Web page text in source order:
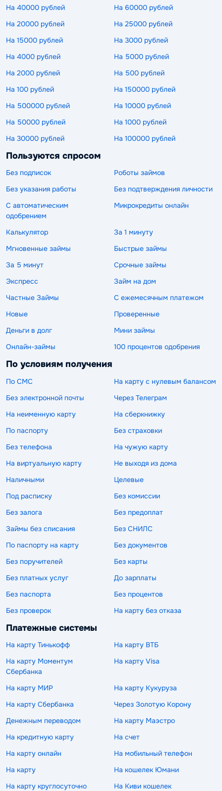
На 40000 рублей
На 60000 рублей
На 20000 рублей
На 25000 рублей
На 15000 рублей
На 3000 рублей
На 4000 рублей
На 5000 рублей
На 2000 рублей
На 500 рублей
На 100 рублей
На 150000 рублей
На 500000 рублей
На 10000 рублей
На 50000 рублей
На 1000 рублей
На 30000 рублей
На 100000 рублей
Пользуются спросом
Без подписок
Роботы займов
Без указания работы
Без подтверждения личности
С автоматическим
одобрением
Микрокредиты онлайн
Калькулятор
За 1 минуту
Мгновенные займы
Быстрые займы
За 5 минут
Срочные займы
Экспресс
Займ на дом
Частные Займы
С ежемесячным платежом
Новые
Проверенные
Деньги в долг
Мини займы
Онлайн-займы
100 процентов одобрения
По условиям получения
По СМС
На карту с нулевым балансом
Без электронной почты
Через Телеграм
На неименную карту
На сберкнижку
По паспорту
Без страховки
Без телефона
На чужую карту
На виртуальную карту
Не выходя из дома
Наличными
Целевые
Под расписку
Без комиссии
Без залога
Без предоплат
Займы без списания
Без СНИЛС
По паспорту на карту
Без документов
Без поручителей
Без карты
Без платных услуг
До зарплаты
Без паспорта
Без процентов
Без проверок
На карту без отказа
Платежные системы
На карту Тинькофф
На карту ВТБ
На карту Моментум
Сбербанка
На карту Visa
На карту МИР
На карту Кукуруза
На карту Сбербанка
Через Золотую Корону
Денежным переводом
На карту Маэстро
На кредитную карту
На счет
На карту онлайн
На мобильный телефон
На карту
На кошелек Юмани
На карту круглосуточно
На Киви кошелек